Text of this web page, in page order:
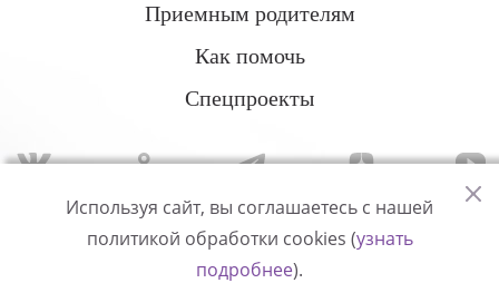
Приемным родителям
Как помочь
Спецпроекты
Политика конфиденциальности
Используя сайт, вы соглашаетесь с нашей
политикой обработки cookies (узнать
подробнее).